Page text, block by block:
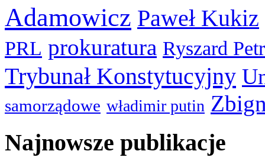
Adamowicz Paweł Kukiz
PRL prokuratura Ryszard
Trybunał Konstytucyjny
samorządowe władimir putin
Najnowsze publikacje